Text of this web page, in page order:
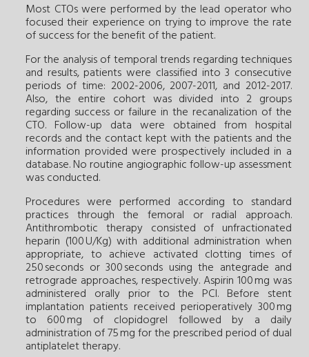
Most CTOs were performed by the lead operator who
focused their experience on trying to improve the rate
of success for the benefit of the patient.
For the analysis of temporal trends regarding techniques
and results, patients were classified into 3 consecutive
periods of time: 2002-2006, 2007-2011, and 2012-2017.
Also, the entire cohort was divided into 2 groups
regarding success or failure in the recanalization of the
CTO. Follow-up data were obtained from hospital
records and the contact kept with the patients and the
information provided were prospectively included in a
database. No routine angiographic follow-up assessment
was conducted.
Procedures were performed according to standard
practices through the femoral or radial approach.
Antithrombotic therapy consisted of unfractionated
heparin (100 U/Kg) with additional administration when
appropriate, to achieve activated clotting times of
250 seconds or 300 seconds using the antegrade and
retrograde approaches, respectively. Aspirin 100 mg was
administered orally prior to the PCI. Before stent
implantation patients received perioperatively 300 mg
to 600 mg of clopidogrel followed by a daily
administration of 75 mg for the prescribed period of dual
antiplatelet therapy.